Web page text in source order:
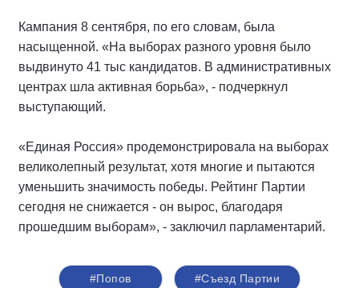
Кампания 8 сентября, по его словам, была
насыщенной. «На выборах разного уровня было
выдвинуто 41 тыс кандидатов. В административных
центрах шла активная борьба», - подчеркнул
выступающий.
«Единая Россия» продемонстрировала на выборах
великолепный результат, хотя многие и пытаются
уменьшить значимость победы. Рейтинг Партии
сегодня не снижается - он вырос, благодаря
прошедшим выборам», - заключил парламентарий.
#Попов #Съезд Партии